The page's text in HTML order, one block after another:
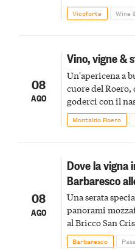
Vicoforte Wine
08
AGO
Vino, vigne &
Un'apericena a
cuore del
goderci con il
Montaldo Roero
08
AGO
Dove la vigna
Barbaresco
Una serata
panorami
al Bricco San
Barbaresco